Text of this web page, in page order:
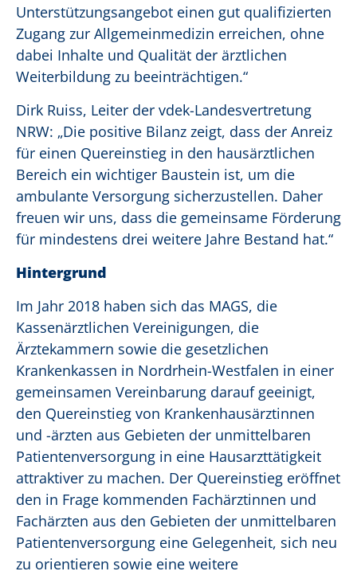
Unterstützungsangebot einen gut qualifizierten
Zugang zur Allgemeinmedizin erreichen, ohne
dabei Inhalte und Qualität der ärztlichen
Weiterbildung zu beeinträchtigen.“
Dirk Ruiss, Leiter der vdek-Landesvertretung
NRW: „Die positive Bilanz zeigt, dass der Anreiz
für einen Quereinstieg in den hausärztlichen
Bereich ein wichtiger Baustein ist, um die
ambulante Versorgung sicherzustellen. Daher
freuen wir uns, dass die gemeinsame Förderung
für mindestens drei weitere Jahre Bestand hat.“
Hintergrund
Im Jahr 2018 haben sich das MAGS, die
Kassenärztlichen Vereinigungen, die
Ärztekammern sowie die gesetzlichen
Krankenkassen in Nordrhein-Westfalen in einer
gemeinsamen Vereinbarung darauf geeinigt,
den Quereinstieg von Krankenhausärztinnen
und -ärzten aus Gebieten der unmittelbaren
Patientenversorgung in eine Hausarzttätigkeit
attraktiver zu machen. Der Quereinstieg eröffnet
den in Frage kommenden Fachärztinnen und
Fachärzten aus den Gebieten der unmittelbaren
Patientenversorgung eine Gelegenheit, sich neu
zu orientieren sowie eine weitere